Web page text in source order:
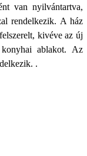
van nyilvántartva,
rendelkezik. A ház
kivéve az új
ablakot. Az
.